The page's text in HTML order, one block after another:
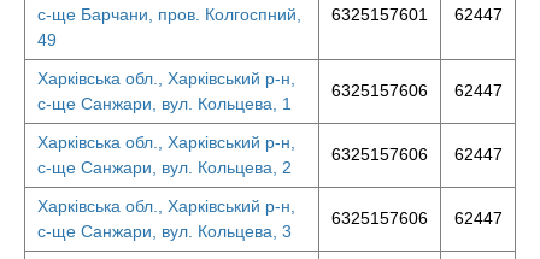
с-ще Барчани, пров. Колгоспний,
49
6325157601 62447
Харківська обл., Харківський р-н,
с-ще Санжари, вул. Кольцева, 1
6325157606 62447
Харківська обл., Харківський р-н,
с-ще Санжари, вул. Кольцева, 2
6325157606 62447
Харківська обл., Харківський р-н,
с-ще Санжари, вул. Кольцева, 3
6325157606 62447